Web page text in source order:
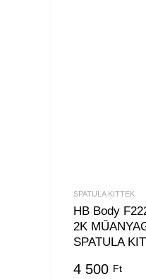
HB Body
2K
SPATULA
4 500